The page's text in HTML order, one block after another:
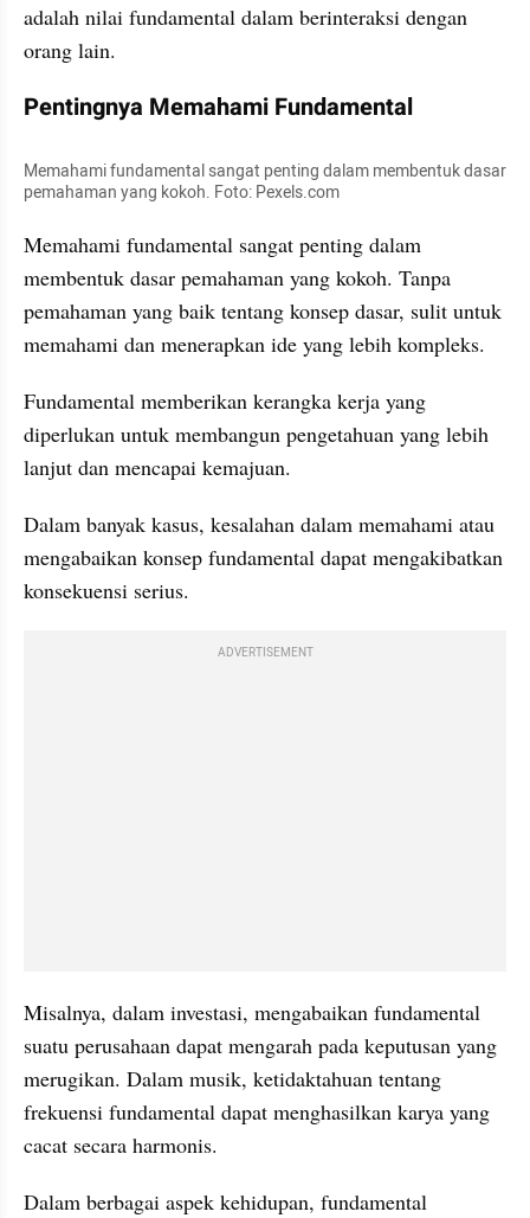
adalah nilai fundamental dalam berinteraksi dengan
orang lain.
Pentingnya Memahami Fundamental
Memahami fundamental sangat penting dalam membentuk dasar
pemahaman yang kokoh. Foto: Pexels.com
Memahami fundamental sangat penting dalam
membentuk dasar pemahaman yang kokoh. Tanpa
pemahaman yang baik tentang konsep dasar, sulit untuk
memahami dan menerapkan ide yang lebih kompleks.
Fundamental memberikan kerangka kerja yang
diperlukan untuk membangun pengetahuan yang lebih
lanjut dan mencapai kemajuan.
Dalam banyak kasus, kesalahan dalam memahami atau
mengabaikan konsep fundamental dapat mengakibatkan
konsekuensi serius.
ADVERTISEMENT
Misalnya, dalam investasi, mengabaikan fundamental
suatu perusahaan dapat mengarah pada keputusan yang
merugikan. Dalam musik, ketidaktahuan tentang
frekuensi fundamental dapat menghasilkan karya yang
cacat secara harmonis.
Dalam berbagai aspek kehidupan, fundamental